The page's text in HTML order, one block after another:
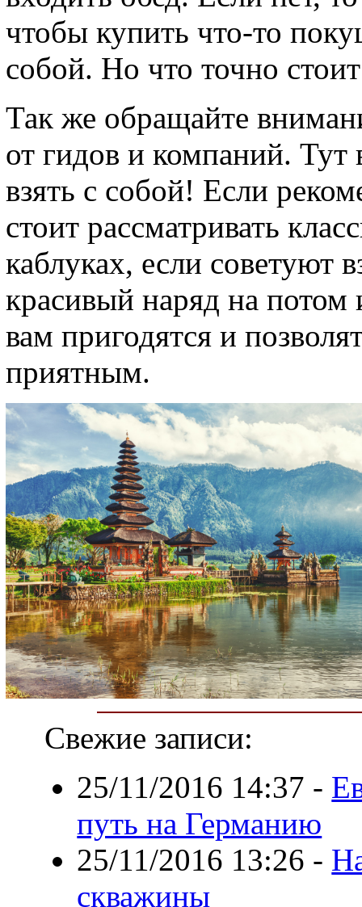
чтобы купить что-то
собой. Но что точно
Так же обращайте
от гидов и компаний. Тут
взять с собой! Если
стоит рассматривать
каблуках, если советуют
красивый наряд на потом
вам пригодятся и
приятным.
Свежие записи:
25/11/2016 14:37 -
путь на Германию
25/11/2016 13:26 -
скважины